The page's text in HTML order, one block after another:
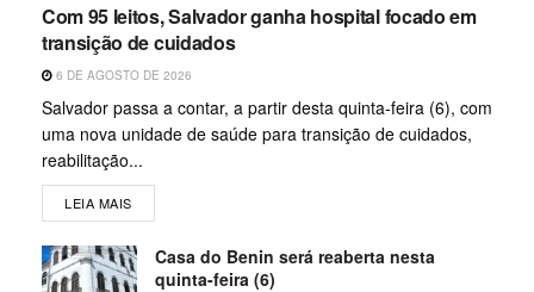
Com 95 leitos, Salvador ganha hospital focado em
transição de cuidados
6 DE AGOSTO DE 2026
Salvador passa a contar, a partir desta quinta-feira (6), com
uma nova unidade de saúde para transição de cuidados,
reabilitação...
LEIA MAIS
Casa do Benin será reaberta nesta
quinta-feira (6)